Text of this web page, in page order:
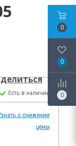
Есть в наличии
о снижении
цены
0
0
0